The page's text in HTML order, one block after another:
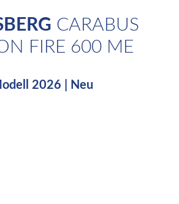
CARABUS
FIRE 600 ME
2026 | Neu